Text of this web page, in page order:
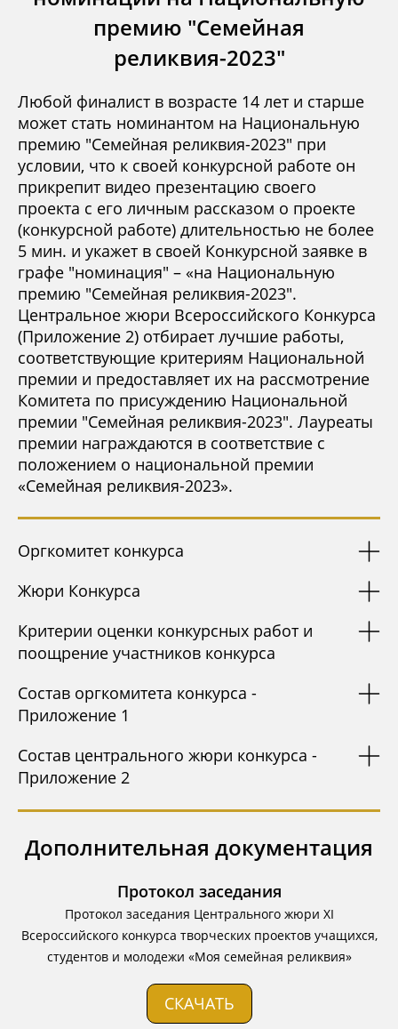
премию "Семейная
реликвия-2023"
Любой финалист в возрасте 14 лет и старше
может стать номинантом на Национальную
премию "Семейная реликвия-2023" при
условии, что к своей конкурсной работе он
прикрепит видео презентацию своего
проекта с его личным рассказом о проекте
(конкурсной работе) длительностью не более
5 мин. и укажет в своей Конкурсной заявке в
графе "номинация" – «на Национальную
премию "Семейная реликвия-2023".
Центральное жюри Всероссийского Конкурса
(Приложение 2) отбирает лучшие работы,
соответствующие критериям Национальной
премии и предоставляет их на рассмотрение
Комитета по присуждению Национальной
премии "Семейная реликвия-2023". Лауреаты
премии награждаются в соответствие с
положением о национальной премии
«Семейная реликвия-2023».
Оргкомитет конкурса
Жюри Конкурса
Критерии оценки конкурсных работ и
поощрение участников конкурса
Состав оргкомитета конкурса -
Приложение 1
Состав центрального жюри конкурса -
Приложение 2
Дополнительная документация
Протокол заседания
Протокол заседания Центрального жюри XI
Всероссийского конкурса творческих проектов учащихся,
студентов и молодежи «Моя семейная реликвия»
СКАЧАТЬ